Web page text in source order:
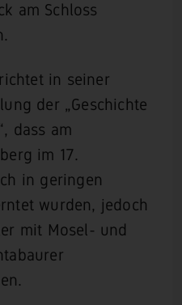
am Schloss
in seiner
der „Geschichte
dass am
im 17.
in geringen
wurden, jedoch
mit Mosel- und